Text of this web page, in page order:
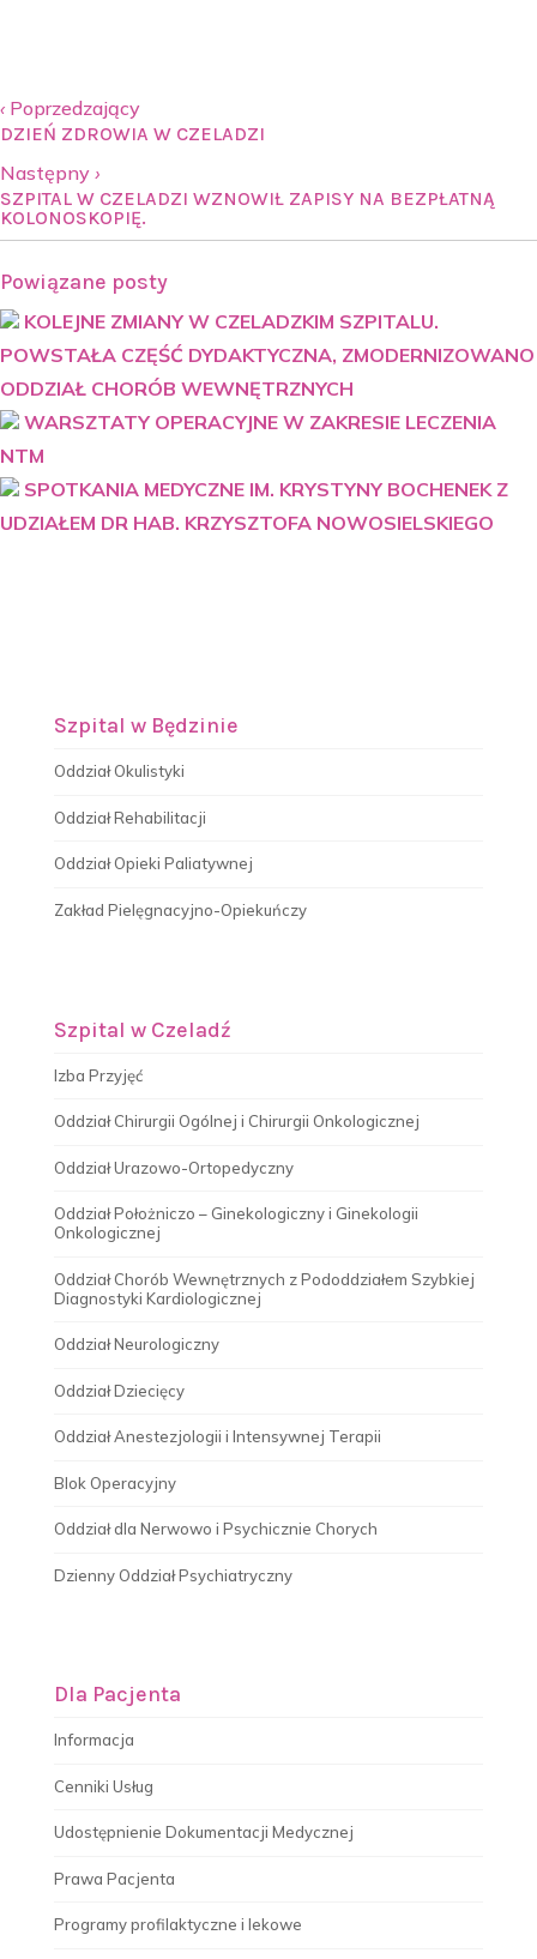
‹ Poprzedzający
DZIEŃ ZDROWIA W CZELADZI
Następny ›
SZPITAL W CZELADZI WZNOWIŁ ZAPISY NA BEZPŁATNĄ
KOLONOSKOPIĘ.
Powiązane posty
KOLEJNE ZMIANY W CZELADZKIM SZPITALU.
POWSTAŁA CZĘŚĆ DYDAKTYCZNA, ZMODERNIZOWANO
ODDZIAŁ CHORÓB WEWNĘTRZNYCH
WARSZTATY OPERACYJNE W ZAKRESIE LECZENIA
NTM
SPOTKANIA MEDYCZNE IM. KRYSTYNY BOCHENEK Z
UDZIAŁEM DR HAB. KRZYSZTOFA NOWOSIELSKIEGO
Szpital w Będzinie
Oddział Okulistyki
Oddział Rehabilitacji
Oddział Opieki Paliatywnej
Zakład Pielęgnacyjno-Opiekuńczy
Szpital w Czeladź
Izba Przyjęć
Oddział Chirurgii Ogólnej i Chirurgii Onkologicznej
Oddział Urazowo-Ortopedyczny
Oddział Położniczo – Ginekologiczny i Ginekologii
Onkologicznej
Oddział Chorób Wewnętrznych z Pododdziałem Szybkiej
Diagnostyki Kardiologicznej
Oddział Neurologiczny
Oddział Dziecięcy
Oddział Anestezjologii i Intensywnej Terapii
Blok Operacyjny
Oddział dla Nerwowo i Psychicznie Chorych
Dzienny Oddział Psychiatryczny
Dla Pacjenta
Informacja
Cenniki Usług
Udostępnienie Dokumentacji Medycznej
Prawa Pacjenta
Programy profilaktyczne i lekowe